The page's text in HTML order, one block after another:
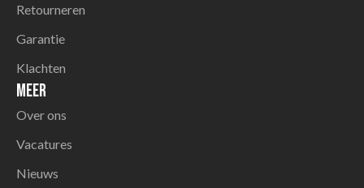
Retourneren
Garantie
Klachten
Meer
Over ons
Vacatures
Nieuws